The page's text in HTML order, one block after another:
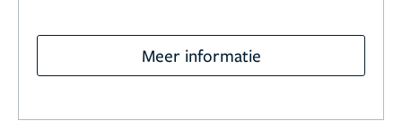
Meer informatie